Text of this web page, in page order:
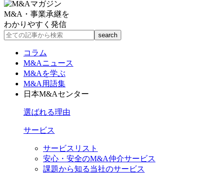
M&A・事業承継を
わかりやすく発信
コラム
M&Aニュース
M&Aを学ぶ
M&A用語集
日本M&Aセンター
選ばれる理由
サービス
サービスリスト
安心・安全のM&A仲介サービス
課題から知る当社のサービス